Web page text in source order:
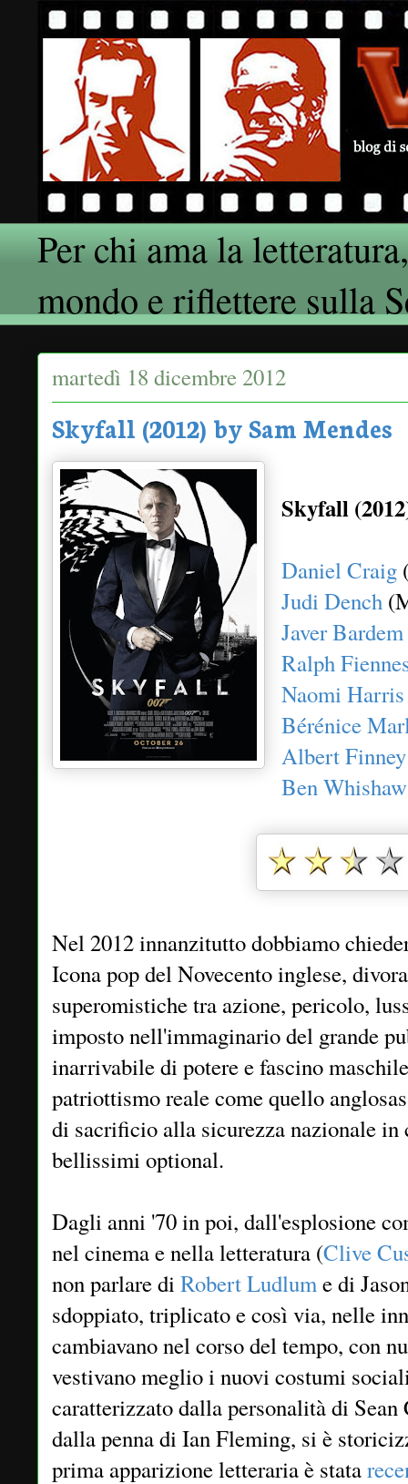
Per chi ama la
mondo e riflettere sulla
martedì 18 dicembre 2012
Skyfall (2012) by Sam Mendes
Skyfall
Daniel Craig
Judi Dench
Javer Bardem
Ralph
Naomi Harris
Bérénice
Albert Finney
Ben Whishaw
Nel 2012 innanzitutto dobbiamo
Icona pop del Novecento inglese,
superomistiche tra azione, pericolo,
imposto nell'immaginario del grande
inarrivabile di potere e fascino
patriottismo reale come quello
di sacrificio alla sicurezza nazionale
bellissimi optional.
Dagli anni '70 in poi, dall'esplosione
nel cinema e nella letteratura (Clive
non parlare di Robert Ludlume di
sdoppiato, triplicato e così via, nelle
cambiavano nel corso del tempo, con
vestivano meglio i nuovi costumi
caratterizzato dalla personalità di Sean
dalla penna di Ian Fleming, si è
prima apparizione letteraria è stata